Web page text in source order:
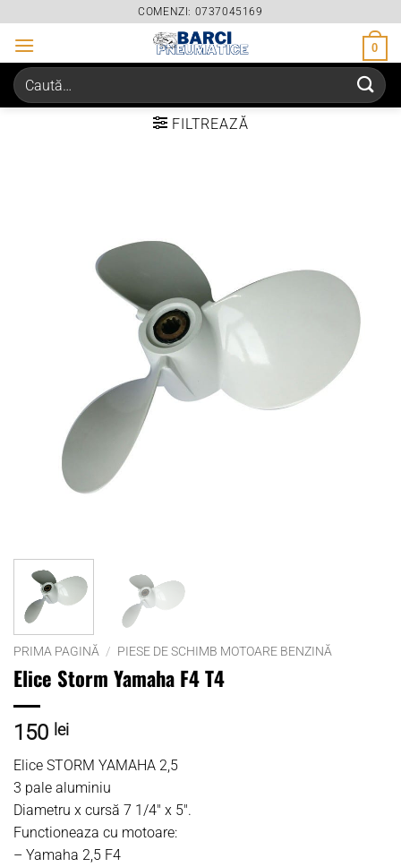
content
COMENZI: 0737045169
0
Caută
după:
FILTREAZĂ
PRIMA PAGINĂ / PIESE DE SCHIMB MOTOARE BENZINĂ
Elice Storm Yamaha F4 T4
150 lei
Elice STORM YAMAHA 2,5
3 pale aluminiu
Diametru x cursă 7 1/4″ x 5″.
Functioneaza cu motoare:
– Yamaha 2,5 F4